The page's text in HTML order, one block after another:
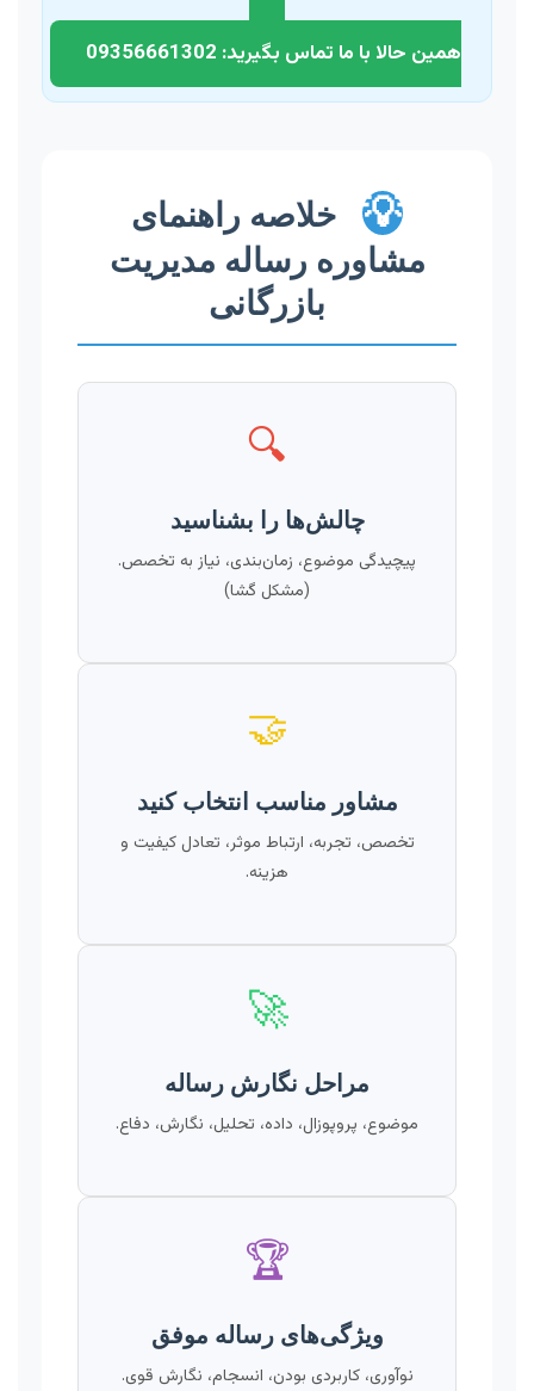
همین حالا با ما تماس بگیرید: 09356661302
💡
خلاصه راهنمای
مشاوره رساله مدیریت
بازرگانی
🔍
چالش‌ها را بشناسید
پیچیدگی موضوع، زمان‌بندی، نیاز به تخصص.
(مشکل گشا)
🤝
مشاور مناسب انتخاب کنید
تخصص، تجربه، ارتباط موثر، تعادل کیفیت و
هزینه.
🚀
مراحل نگارش رساله
موضوع، پروپوزال، داده، تحلیل، نگارش، دفاع.
🏆
ویژگی‌های رساله موفق
نوآوری، کاربردی بودن، انسجام، نگارش قوی.